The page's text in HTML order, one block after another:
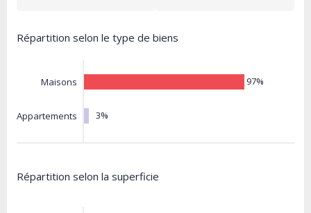
Répartition selon le type de biens
Maisons
Appartements
97%
3%
Répartition selon la superficie